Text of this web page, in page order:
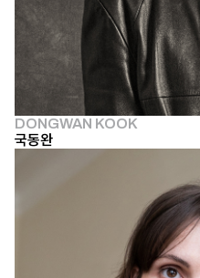
DONGWAN KOOK
국동완